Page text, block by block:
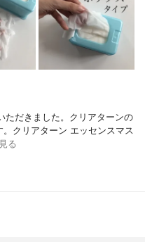
ただきました。クリアターンの
クリアターン エッセンスマス
る